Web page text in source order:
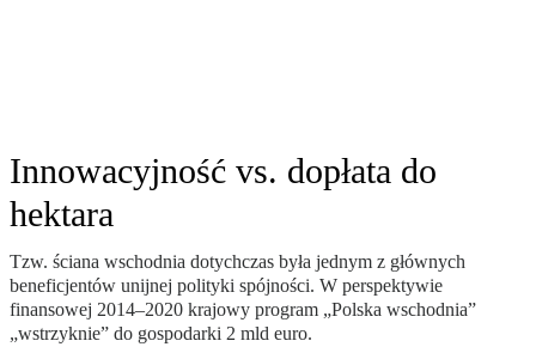
Innowacyjność vs. dopłata do
hektara
Tzw. ściana wschodnia dotychczas była jednym z głównych
beneficjentów unijnej polityki spójności. W perspektywie
finansowej 2014–2020 krajowy program „Polska wschodnia”
„wstrzyknie” do gospodarki 2 mld euro.